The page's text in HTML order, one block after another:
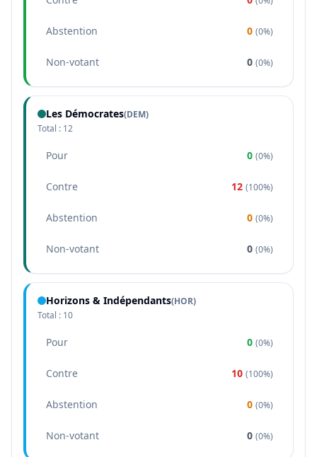
Abstention 0 (0%)
Non-votant 0 (0%)
Les Démocrates(DEM)
Total : 12
Pour 0 (0%)
Contre 12 (100%)
Abstention 0 (0%)
Non-votant 0 (0%)
Horizons & Indépendants(HOR)
Total : 10
Pour 0 (0%)
Contre 10 (100%)
Abstention 0 (0%)
Non-votant 0 (0%)